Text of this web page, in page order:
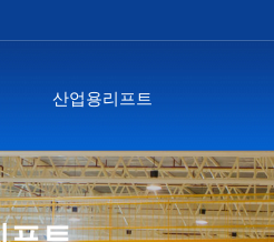
산업용리프트